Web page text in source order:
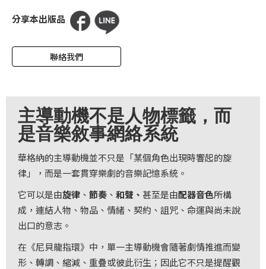
家
夜
鶯
出
版
品
最
新
消
息
分享本出版品
聯絡我們
主導動機不是人物標籤，而
是音樂敘事網絡系統
華格納的主導動機並不只是「某個角色出現時響起的旋
律」，而是一套貫穿樂劇的音樂記憶系統。
它可以是由旋律 、 節奏 、 和聲、 甚至是由配器音色所構
成，連結人物、物品、情緒、契約、詛咒、命運與尚未說
出口的意志。
在《尼貝龍指環》中，單一主導動機會隨著劇情推進而變
形、轉調、縮減、重疊或彼此衍生；因此它不只是提醒觀